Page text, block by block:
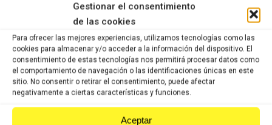
Gestionar el consentimiento
de las cookies
Para ofrecer las mejores experiencias, utilizamos tecnologías como las
cookies para almacenar y/o acceder a la información del dispositivo. El
consentimiento de estas tecnologías nos permitirá procesar datos como
el comportamiento de navegación o las identificaciones únicas en este
sitio. No consentir o retirar el consentimiento, puede afectar
negativamente a ciertas características y funciones.
Aceptar
Share
on
X
Share
on
Facebook
Share
on
Pinterest
Share
on
LinkedIn
Productos relacionados